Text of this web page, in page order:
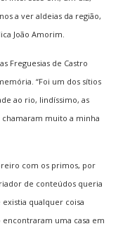
a ver aldeias da região,
João Amorim.
Freguesias de Castro
“Foi um dos sítios
ao rio, lindíssimo, as
chamaram muito a minha
com os primos, por
de conteúdos queria
qualquer coisa
encontraram uma casa em